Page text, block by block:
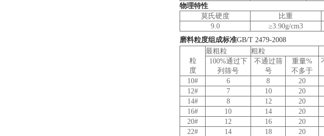
物理特性
莫氏硬度
比重
9.0
≥3.90g/cm3
磨料粒度组成标准GB/T 2479-2008
粒
度
最粗粒 粗粒
100%通过下
列筛号
不通过筛
号
重量%
不多于
10#
6 8 20
12#
7 10 20
14#
8 12 20
16#
10 14 20
20#
12 16 20
22#
14 18 20